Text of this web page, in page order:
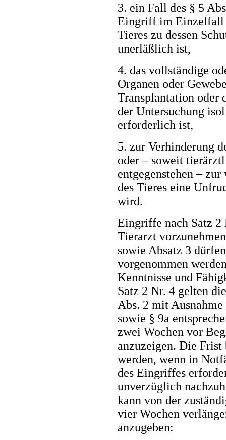
3. ein Fall des § 5
Eingriff im Einzelfall
Tieres zu dessen
unerläßlich ist,
4. das vollständige
Organen oder
Transplantation oder
der Untersuchung
erforderlich ist,
5. zur Verhinderung
oder – soweit
entgegenstehen –
des Tieres eine
wird.
Eingriffe nach Satz 2
Tierarzt
sowie Absatz 3
vorgenommen
Kenntnisse und
Satz 2 Nr. 4 gelten
Abs. 2 mit Ausnahme
sowie § 9a
zwei Wochen vor
anzuzeigen. Die
werden, wenn in
des Eingriffes
unverzüglich
kann von der
vier Wochen
anzugeben: